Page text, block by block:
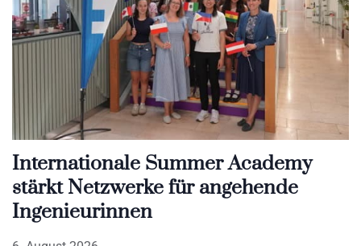
Internationale Summer Academy
stärkt Netzwerke für angehende
Ingenieurinnen